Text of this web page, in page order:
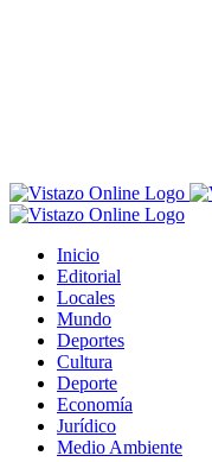
Inicio
Editorial
Locales
Mundo
Deportes
Cultura
Deporte
Economía
Jurídico
Medio Ambiente